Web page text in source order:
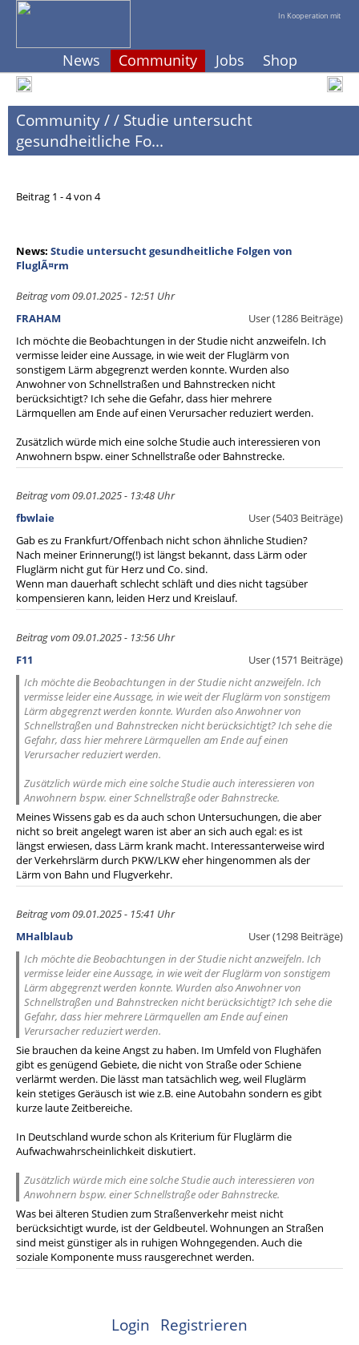
In Kooperation mit
News Community Jobs Shop
Community// Studie untersucht
gesundheitliche Fo...
Beitrag 1 - 4 von 4
News: Studie untersucht gesundheitliche Folgen von
FluglÃ¤rm
Beitrag vom 09.01.2025 - 12:51 Uhr
FRAHAM
User (1286 Beiträge)
Ich möchte die Beobachtungen in der Studie nicht anzweifeln. Ich
vermisse leider eine Aussage, in wie weit der Fluglärm von
sonstigem Lärm abgegrenzt werden konnte. Wurden also
Anwohner von Schnellstraßen und Bahnstrecken nicht
berücksichtigt? Ich sehe die Gefahr, dass hier mehrere
Lärmquellen am Ende auf einen Verursacher reduziert werden.
Zusätzlich würde mich eine solche Studie auch interessieren von
Anwohnern bspw. einer Schnellstraße oder Bahnstrecke.
Beitrag vom 09.01.2025 - 13:48 Uhr
fbwlaie
User (5403 Beiträge)
Gab es zu Frankfurt/Offenbach nicht schon ähnliche Studien?
Nach meiner Erinnerung(!) ist längst bekannt, dass Lärm oder
Fluglärm nicht gut für Herz und Co. sind.
Wenn man dauerhaft schlecht schläft und dies nicht tagsüber
kompensieren kann, leiden Herz und Kreislauf.
Beitrag vom 09.01.2025 - 13:56 Uhr
F11
User (1571 Beiträge)
Ich möchte die Beobachtungen in der Studie nicht anzweifeln. Ich
vermisse leider eine Aussage, in wie weit der Fluglärm von sonstigem
Lärm abgegrenzt werden konnte. Wurden also Anwohner von
Schnellstraßen und Bahnstrecken nicht berücksichtigt? Ich sehe die
Gefahr, dass hier mehrere Lärmquellen am Ende auf einen
Verursacher reduziert werden.
Zusätzlich würde mich eine solche Studie auch interessieren von
Anwohnern bspw. einer Schnellstraße oder Bahnstrecke.
Meines Wissens gab es da auch schon Untersuchungen, die aber
nicht so breit angelegt waren ist aber an sich auch egal: es ist
längst erwiesen, dass Lärm krank macht. Interessanterweise wird
der Verkehrslärm durch PKW/LKW eher hingenommen als der
Lärm von Bahn und Flugverkehr.
Beitrag vom 09.01.2025 - 15:41 Uhr
MHalblaub
User (1298 Beiträge)
Ich möchte die Beobachtungen in der Studie nicht anzweifeln. Ich
vermisse leider eine Aussage, in wie weit der Fluglärm von sonstigem
Lärm abgegrenzt werden konnte. Wurden also Anwohner von
Schnellstraßen und Bahnstrecken nicht berücksichtigt? Ich sehe die
Gefahr, dass hier mehrere Lärmquellen am Ende auf einen
Verursacher reduziert werden.
Sie brauchen da keine Angst zu haben. Im Umfeld von Flughäfen
gibt es genügend Gebiete, die nicht von Straße oder Schiene
verlärmt werden. Die lässt man tatsächlich weg, weil Fluglärm
kein stetiges Geräusch ist wie z.B. eine Autobahn sondern es gibt
kurze laute Zeitbereiche.
In Deutschland wurde schon als Kriterium für Fluglärm die
Aufwachwahrscheinlichkeit diskutiert.
Zusätzlich würde mich eine solche Studie auch interessieren von
Anwohnern bspw. einer Schnellstraße oder Bahnstrecke.
Was bei älteren Studien zum Straßenverkehr meist nicht
berücksichtigt wurde, ist der Geldbeutel. Wohnungen an Straßen
sind meist günstiger als in ruhigen Wohngegenden. Auch die
soziale Komponente muss rausgerechnet werden.
Login Registrieren